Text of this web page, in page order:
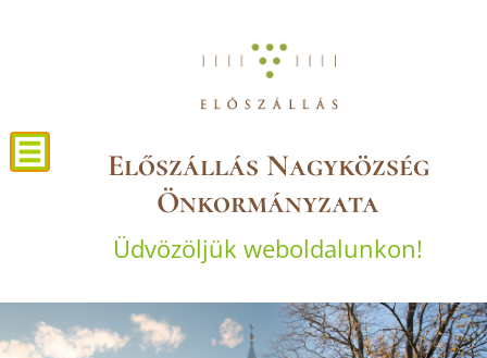
Előszállás Nagyközség
Önkormányzata
Üdvözöljük weboldalunkon!